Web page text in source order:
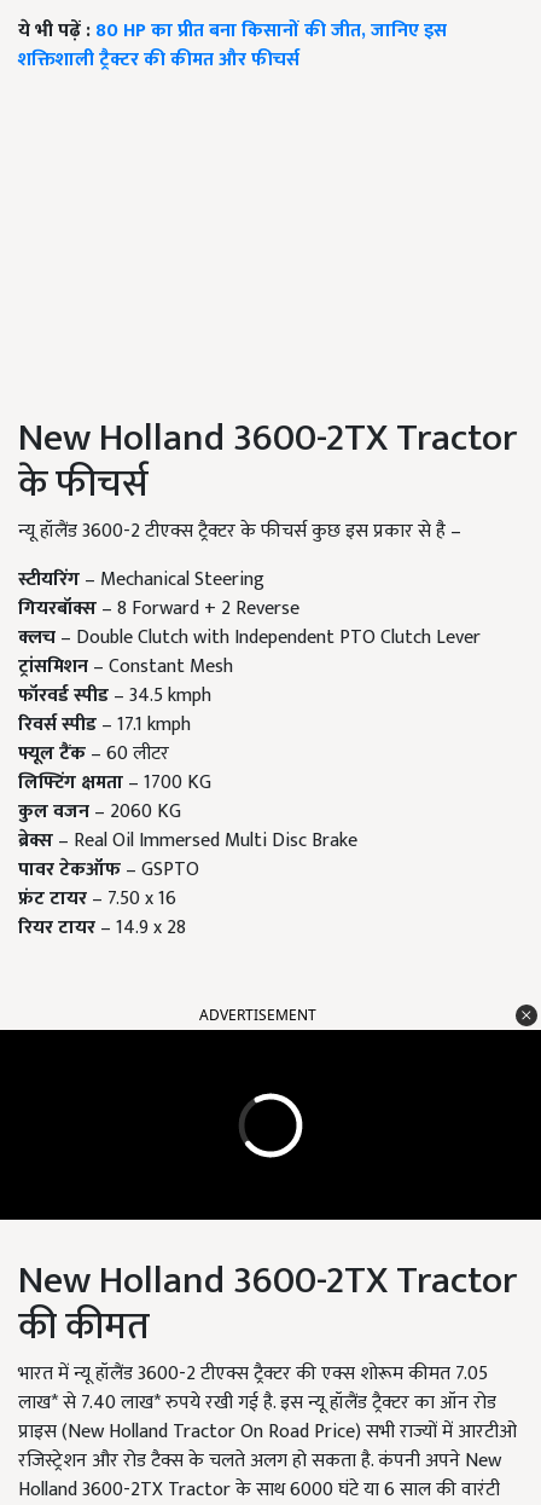
ये भी पढ़ें :80 HP का प्रीत बना किसानों की जीत, जानिए इस
शक्तिशाली ट्रैक्टर की कीमत और फीचर्स
New Holland 3600-2TX Tractor
के फीचर्स
न्यू हॉलैंड 3600-2 टीएक्स ट्रैक्टर के फीचर्स कुछ इस प्रकार से है –
स्टीयरिंग– Mechanical Steering
गियरबॉक्स– 8 Forward + 2 Reverse
क्लच– Double Clutch with Independent PTO Clutch Lever
ट्रांसमिशन– Constant Mesh
फॉरवर्ड स्पीड– 34.5 kmph
रिवर्स स्पीड– 17.1 kmph
फ्यूल टैंक– 60 लीटर
लिफ्टिंग क्षमता– 1700 KG
कुल वजन– 2060 KG
ब्रेक्स– Real Oil Immersed Multi Disc Brake
पावर टेकऑफ– GSPTO
फ्रंट टायर– 7.50 x 16
रियर टायर– 14.9 x 28
ADVERTISEMENT
New Holland 3600-2TX Tractor
की कीमत
भारत में न्यू हॉलैंड 3600-2 टीएक्स ट्रैक्टर की एक्स शोरूम कीमत 7.05
लाख* से 7.40 लाख* रुपये रखी गई है. इस न्यू हॉलैंड ट्रैक्टर का ऑन रोड
प्राइस (New Holland Tractor On Road Price) सभी राज्यों में आरटीओ
रजिस्ट्रेशन और रोड टैक्स के चलते अलग हो सकता है. कंपनी अपने New
Holland 3600-2TX Tractor के साथ 6000 घंटे या 6 साल की वारंटी